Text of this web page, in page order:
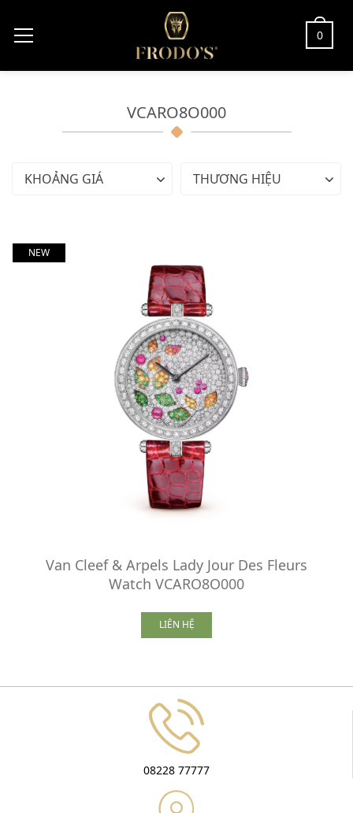
0
VCARO8O000
KHOẢNG GIÁ THƯƠNG HIỆU
NEW
Van Cleef & Arpels Lady Jour Des Fleurs
Watch VCARO8O000
LIÊN HỆ
08228 77777